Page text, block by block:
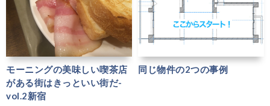
モーニングの美味しい喫茶店
がある街はきっといい街だ-
vol.2新宿
同じ物件の2つの事例